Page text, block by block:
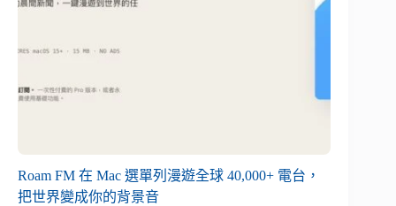
Roam FM 在 Mac 選單列漫遊全球 40,000+ 電台，
把世界變成你的背景音